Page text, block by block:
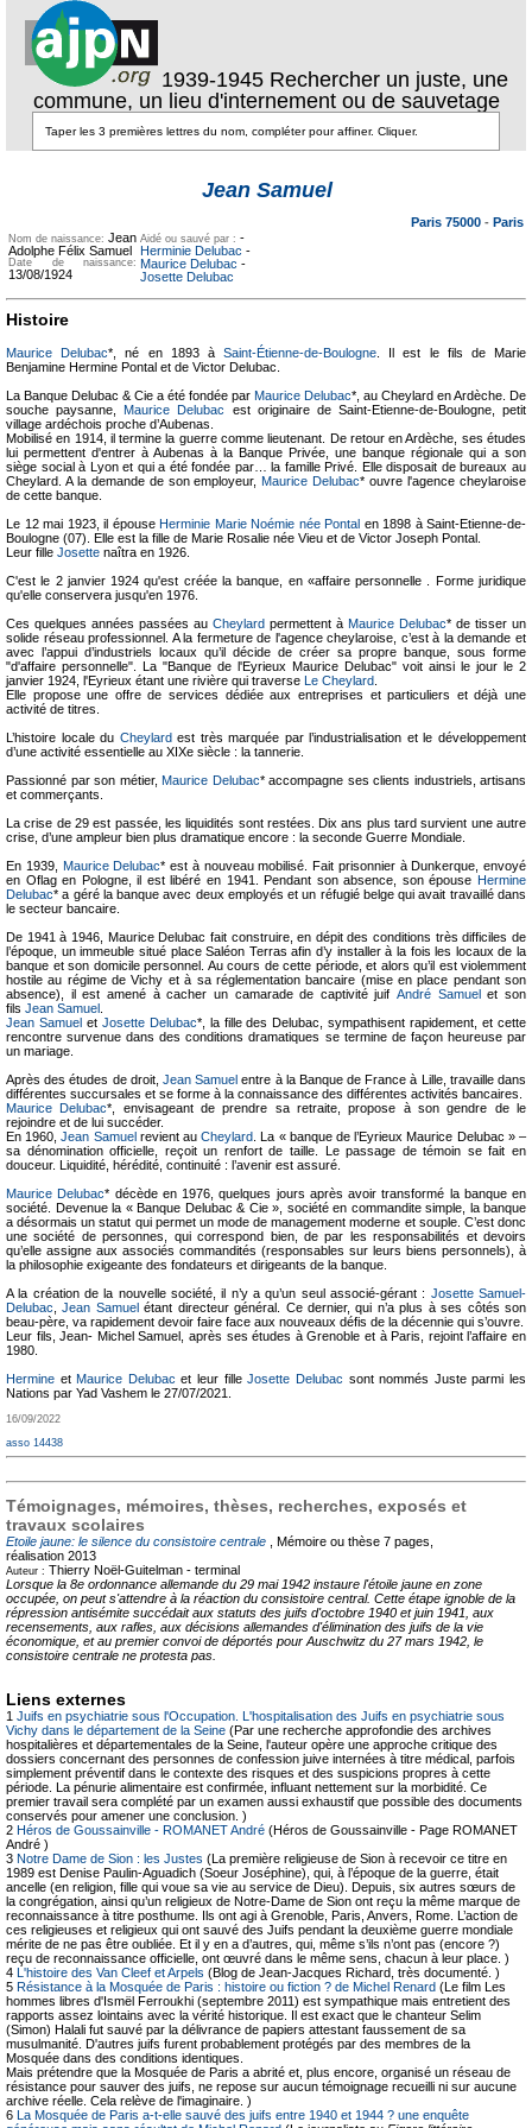
1939-1945 Rechercher un juste, une
commune, un lieu d'internement ou de sauvetage
Jean Samuel
Paris 75000 - Paris
Nom de naissance: Jean
Adolphe Félix Samuel
Date de naissance:
13/08/1924
Aidé ou sauvé par : -
Herminie Delubac -
Maurice Delubac -
Josette Delubac
Histoire
Maurice Delubac*, né en 1893 àSaint-Étienne-de-Boulogne . Il est le fils de Marie
Benjamine Hermine Pontal et de Victor Delubac.
La Banque Delubac & Cie a été fondée par Maurice Delubac*, au Cheylard en Ardèche. De
souche paysanne,Maurice Delubac
est originaire de Saint-Etienne-de-Boulogne, petit
village ardéchois proche d’Aubenas.
Mobilisé en 1914, il termine la guerre comme lieutenant. De retour en Ardèche, ses études
lui permettent d'entrer à Aubenas à la Banque Privée, une banque régionale qui a son
siège social à Lyon et qui a été fondée par… la famille Privé. Elle disposait de bureaux au
Cheylard. A la demande de son employeur,Maurice Delubac* ouvre l'agence cheylaroise
de cette banque.
Le 12 mai 1923, il épouse Herminie Marie Noémie née Pontal en 1898 à Saint-Etienne-de-
Boulogne (07). Elle est la fille de Marie Rosalie née Vieu et de Victor Joseph Pontal.
Leur fille Josette naîtra en 1926.
C'est le 2 janvier 1924 qu'est créée la banque, en «affaire personnelle . Forme juridique
qu'elle conservera jusqu'en 1976.
Ces quelques années passées au Cheylard permettent à Maurice Delubac* de tisser un
solide réseau professionnel. A la fermeture de l'agence cheylaroise, c’est à la demande et
avec l’appui d’industriels locaux qu’il décide de créer sa propre banque, sous forme
"d'affaire personnelle". La "Banque de l'Eyrieux Maurice Delubac" voit ainsi le jour le 2
janvier 1924, l'Eyrieux étant une rivière qui traverse Le Cheylard
Elle propose une offre de services dédiée aux entreprises et particuliers et déjà une
activité de titres.
L’histoire locale du Cheylardest très marquée par l’industrialisation et le développement
d’une activité essentielle au XIXe siècle : la tannerie.
Passionné par son métier, Maurice Delubac* accompagne ses clients industriels, artisans
et commerçants.
La crise de 29 est passée, les liquidités sont restées. Dix ans plus tard survient une autre
crise, d’une ampleur bien plus dramatique encore : la seconde Guerre Mondiale.
En 1939, Maurice Delubac* est à nouveau mobilisé. Fait prisonnier à Dunkerque, envoyé
en Oflag en Pologne, il est libéré en 1941. Pendant son absence, son épouse Hermine
Delubac* a géré la banque avec deux employés et un réfugié belge qui avait travaillé dans
le secteur bancaire.
De 1941 à 1946, Maurice Delubac fait construire, en dépit des conditions très difficiles de
l’époque, un immeuble situé place Saléon Terras afin d’y installer à la fois les locaux de la
banque et son domicile personnel. Au cours de cette période, et alors qu’il est violemment
hostile au régime de Vichy et à sa réglementation bancaire (mise en place pendant son
absence), il est amené à cacher un camarade de captivité juifAndré Samuelet son
fils Jean Samuel
Jean Samuelet Josette Delubac*, la fille des Delubac, sympathisent rapidement, et cette
rencontre survenue dans des conditions dramatiques se termine de façon heureuse par
un mariage.
Après des études de droit, Jean Samuel entre à la Banque de France à Lille, travaille dans
différentes succursales et se forme à la connaissance des différentes activités bancaires.
Maurice Delubac*, envisageant de prendre sa retraite, propose à son gendre de le
rejoindre et de lui succéder.
En 1960,Jean Samuelrevient auCheylard . La « banque de l’Eyrieux Maurice Delubac » –
sa dénomination officielle, reçoit un renfort de taille. Le passage de témoin se fait en
douceur. Liquidité, hérédité, continuité : l’avenir est assuré.
Maurice Delubac* décède en 1976, quelques jours après avoir transformé la banque en
société. Devenue la « Banque Delubac & Cie », société en commandite simple, la banque
a désormais un statut qui permet un mode de management moderne et souple. C’est donc
une société de personnes, qui correspond bien, de par les responsabilités et devoirs
qu’elle assigne aux associés commandités (responsables sur leurs biens personnels), à
la philosophie exigeante des fondateurs et dirigeants de la banque.
A la création de la nouvelle société, il n’y a qu’un seul associé-gérant : Josette Samuel-
Delubac ,Jean Samuelétant directeur général. Ce dernier, qui n’a plus à ses côtés son
beau-père, va rapidement devoir faire face aux nouveaux défis de la décennie qui s’ouvre.
Leur fils, Jean- Michel Samuel, après ses études à Grenoble et à Paris, rejoint l’affaire en
1980.
Hermine etMaurice Delubac et leur filleJosette Delubac sont nommés Juste parmi les
Nations par Yad Vashem le 27/07/2021.
16/09/2022
asso 14438
Témoignages, mémoires, thèses, recherches, exposés et
travaux scolaires
Etoile jaune: le silence du consistoire centrale , Mémoire ou thèse 7 pages,
réalisation 2013
Auteur : Thierry Noël-Guitelman - terminal
Lorsque la 8e ordonnance allemande du 29 mai 1942 instaure l'étoile jaune en zone
occupée, on peut s'attendre à la réaction du consistoire central. Cette étape ignoble de la
répression antisémite succédait aux statuts des juifs d'octobre 1940 et juin 1941, aux
recensements, aux rafles, aux décisions allemandes d'élimination des juifs de la vie
économique, et au premier convoi de déportés pour Auschwitz du 27 mars 1942, le
consistoire centrale ne protesta pas.
Liens externes
1 Juifs en psychiatrie sous l'Occupation. L'hospitalisation des Juifs en psychiatrie sous
Vichy dans le département de la Seine (Par une recherche approfondie des archives
hospitalières et départementales de la Seine, l'auteur opère une approche critique des
dossiers concernant des personnes de confession juive internées à titre médical, parfois
simplement préventif dans le contexte des risques et des suspicions propres à cette
période. La pénurie alimentaire est confirmée, influant nettement sur la morbidité. Ce
premier travail sera complété par un examen aussi exhaustif que possible des documents
conservés pour amener une conclusion. )
2 Héros de Goussainville - ROMANET André (Héros de Goussainville - Page ROMANET
André )
3 Notre Dame de Sion : les Justes (La première religieuse de Sion à recevoir ce titre en
1989 est Denise Paulin-Aguadich (Soeur Joséphine), qui, à l’époque de la guerre, était
ancelle (en religion, fille qui voue sa vie au service de Dieu). Depuis, six autres sœurs de
la congrégation, ainsi qu’un religieux de Notre-Dame de Sion ont reçu la même marque de
reconnaissance à titre posthume. Ils ont agi à Grenoble, Paris, Anvers, Rome. L’action de
ces religieuses et religieux qui ont sauvé des Juifs pendant la deuxième guerre mondiale
mérite de ne pas être oubliée. Et il y en a d’autres, qui, même s’ils n’ont pas (encore ?)
reçu de reconnaissance officielle, ont œuvré dans le même sens, chacun à leur place. )
4 L'histoire des Van Cleef et Arpels (Blog de Jean-Jacques Richard, très documenté. )
5 Résistance à la Mosquée de Paris : histoire ou fiction ? de Michel Renard (Le film Les
hommes libres d'Ismël Ferroukhi (septembre 2011) est sympathique mais entretient des
rapports assez lointains avec la vérité historique. Il est exact que le chanteur Selim
(Simon) Halali fut sauvé par la délivrance de papiers attestant faussement de sa
musulmanité. D'autres juifs furent probablement protégés par des membres de la
Mosquée dans des conditions identiques.
Mais prétendre que la Mosquée de Paris a abrité et, plus encore, organisé un réseau de
résistance pour sauver des juifs, ne repose sur aucun témoignage recueilli ni sur aucune
archive réelle. Cela relève de l'imaginaire. )
6 La Mosquée de Paris a-t-elle sauvé des juifs entre 1940 et 1944 ? une enquête